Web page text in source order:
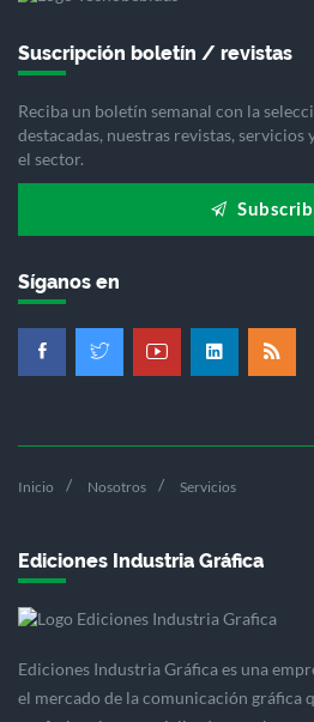
Suscripción boletín / revistas
Reciba un boletín semanal con la
destacadas, nuestras revistas,
el sector.
Síganos en
Inicio Nosotros Servicios
Ediciones Industria Gráfica
Ediciones Industria Gráfica es una
el mercado de la comunicación gráfica